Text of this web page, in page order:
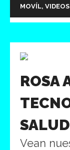
MOVÍL, VIDEOS
ROSA
SALUD
Vean